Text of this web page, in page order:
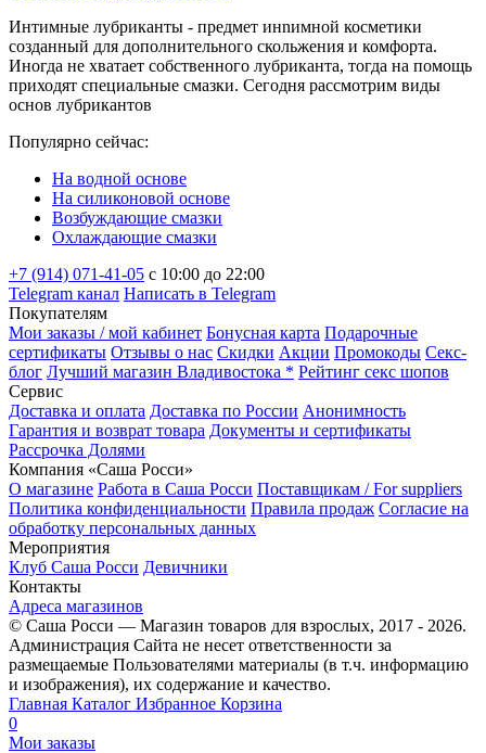
Интимные лубриканты - предмет инnимной косметики
созданный для дополнительного скольжения и комфорта.
Иногда не хватает собственного лубриканта, тогда на помощь
приходят специальные смазки. Сегодня рассмотрим виды
основ лубрикантов
Популярно сейчас:
На водной основе
На силиконовой основе
Возбуждающие смазки
Охлаждающие смазки
+7 (914) 071-41-05 c 10:00 до 22:00
Telegram канал Написать в Telegram
Покупателям
Мои заказы / мой кабинет Бонусная карта Подарочные
сертификаты Отзывы о нас Скидки Акции Промокоды Секс-
блог Лучший магазин Владивостока * Рейтинг секс шопов
Сервис
Доставка и оплата Доставка по России Анонимность
Гарантия и возврат товара Документы и сертификаты
Рассрочка Долями
Компания «Саша Росси»
О магазине Работа в Саша Росси Поставщикам / For suppliers
Политика конфиденциальности Правила продаж Согласие на
обработку персональных данных
Мероприятия
Клуб Саша Росси Девичники
Контакты
Адреса магазинов
© Саша Росси — Магазин товаров для взрослых, 2017 - 2026.
Администрация Сайта не несет ответственности за
размещаемые Пользователями материалы (в т.ч. информацию
и изображения), их содержание и качество.
Главная Каталог Избранное Корзина
0
Мои заказы